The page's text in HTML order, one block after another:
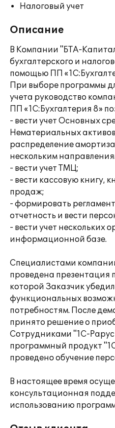
Налоговый учет
Описание
В Компании "БТА-
бухгалтерского и
помощью ПП
При выборе программы
учета руководство
ПП «1С:Бухгалтерия 8»
- вести учет Основных
Нематериальных
распределение
нескольким
- вести учет ТМЦ;
- вести кассовую книгу,
продаж;
- формировать
отчетность и вести
- вести учет нескольких
информационной базе.
Специалистами
проведена презентация
которой Заказчик
функциональных
потребностям. После
принято решение о
Сотрудниками "1С-Рарус
программный продукт
проведено обучение
В настоящее время
консультационная
использованию